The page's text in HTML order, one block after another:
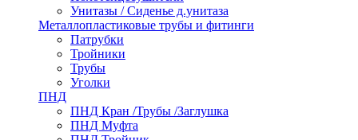
Унитазы / Сиденье д.унитаза
Металлопластиковые трубы и фитинги
Патрубки
Тройники
Трубы
Уголки
ПНД
ПНД Кран /Трубы /Заглушка
ПНД Муфта